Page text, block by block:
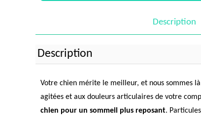
Description
Description
Votre chien mérite le meilleur, et nous sommes
agitées et aux douleurs articulaires de votre
chien pour un sommeil plus reposant.